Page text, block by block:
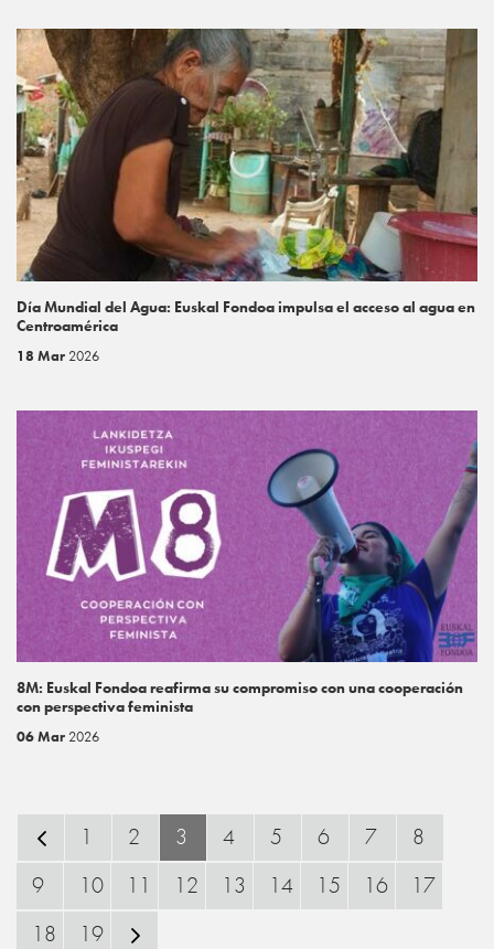
Día Mundial del Agua: Euskal Fondoa impulsa el acceso al agua en
Centroamérica
18 Mar 2026
8M: Euskal Fondoa reafirma su compromiso con una cooperación
con perspectiva feminista
06 Mar 2026
1 2 3 4 5 6 7
8
9
10 11 12 13 14 15 16
17
18
19